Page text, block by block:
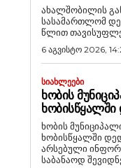
ახალშობილის
სასამართლომ
წლით
6 აგვისტო 2026,
ᲡᲘᲐᲮᲚᲔᲔᲑᲘ
ᲮᲝᲑᲘᲡ
ხობის
ხობისწყალში
არსებული
საბანაოდ